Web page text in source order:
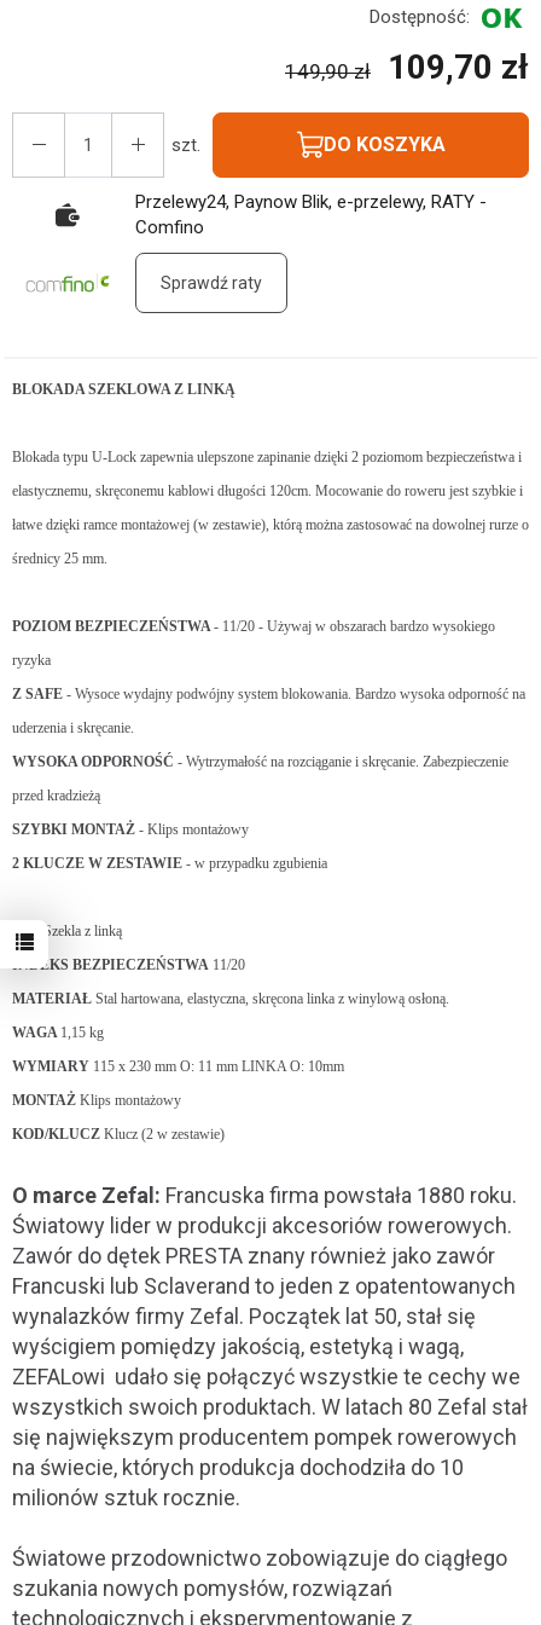
Dostępność:
149,90 zł 109,70 zł
szt. DO KOSZYKA
Przelewy24, Paynow Blik, e-przelewy, RATY -
Comfino
Sprawdź raty
BLOKADA SZEKLOWA Z LINKĄ
Blokada typu U-Lock zapewnia ulepszone zapinanie dzięki 2 poziomom bezpieczeństwa i
elastycznemu, skręconemu kablowi długości 120cm. Mocowanie do roweru jest szybkie i
łatwe dzięki ramce montażowej (w zestawie), którą można zastosować na dowolnej rurze o
średnicy 25 mm.
POZIOM BEZPIECZEŃSTWA- 11/20 - Używaj w obszarach bardzo wysokiego
ryzyka
Z SAFE - Wysoce wydajny podwójny system blokowania. Bardzo wysoka odporność na
uderzenia i skręcanie.
WYSOKA ODPORNOŚĆ - Wytrzymałość na rozciąganie i skręcanie. Zabezpieczenie
przed kradzieżą
SZYBKI MONTAŻ - Klips montażowy
2 KLUCZE W ZESTAWIE - w przypadku zgubienia
TYP
Szekla z linką
INDEKS BEZPIECZEŃSTWA 11/20
MATERIAŁ Stal hartowana, elastyczna, skręcona linka z winylową osłoną.
WAGA 1,15 kg
WYMIARY 115 x 230 mm O: 11 mm LINKA O: 10mm
MONTAŻ Klips montażowy
KOD/KLUCZ Klucz (2 w zestawie)
O marce Zefal: Francuska firma powstała 1880 roku.
Światowy lider w produkcji akcesoriów rowerowych.
Zawór do dętek PRESTA znany również jako zawór
Francuski lub Sclaverand to jeden z opatentowanych
wynalazków firmy Zefal. Początek lat 50, stał się
wyścigiem pomiędzy jakością, estetyką i wagą,
ZEFALowi udało się połączyć wszystkie te cechy we
wszystkich swoich produktach. W latach 80 Zefal stał
się największym producentem pompek rowerowych
na świecie, których produkcja dochodziła do 10
milionów sztuk rocznie.
Światowe przodownictwo zobowiązuje do ciągłego
szukania nowych pomysłów, rozwiązań
technologicznych i eksperymentowanie z